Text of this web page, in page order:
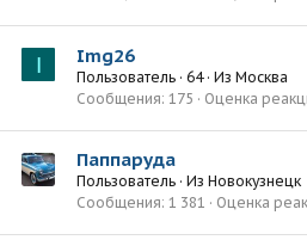
I Img26
Пользователь · 64 · Из Москва
Сообщения 175 Оценка
Паппаруда
Пользователь · Из Новокузнецк
Сообщения 1 381 Оценка